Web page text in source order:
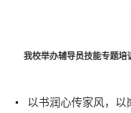
我校举办辅导员技能专题培
以书润心传家风，